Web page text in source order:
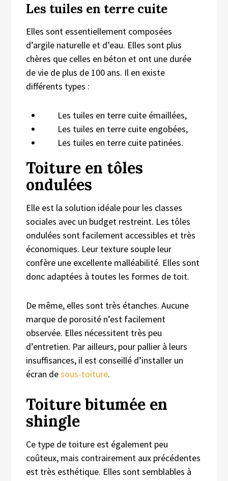
Les tuiles en terre cuite
Elles sont essentiellement composées
d’argile naturelle et d’eau. Elles sont plus
chères que celles en béton et ont une durée
de vie de plus de 100 ans. Il en existe
différents types :
Les tuiles en terre cuite émaillées,
Les tuiles en terre cuite engobées,
Les tuiles en terre cuite patinées.
Toiture en tôles
ondulées
Elle est la solution idéale pour les classes
sociales avec un budget restreint. Les tôles
ondulées sont facilement accessibles et très
économiques. Leur texture souple leur
confère une excellente malléabilité. Elles sont
donc adaptées à toutes les formes de toit.
De même, elles sont très étanches. Aucune
marque de porosité n’est facilement
observée. Elles nécessitent très peu
d’entretien. Par ailleurs, pour pallier à leurs
insuffisances, il est conseillé d’installer un
écran desous-toiture.
Toiture bitumée en
shingle
Ce type de toiture est également peu
coûteux, mais contrairement aux précédentes
est très esthétique. Elles sont semblables à